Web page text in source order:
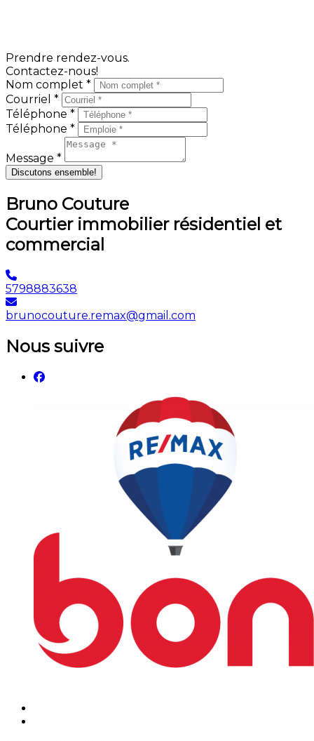
Prendre rendez-vous.
Contactez-nous!
Nom complet *
Courriel *
Téléphone *
Téléphone *
Message *
Discutons ensemble!
Bruno Couture
Courtier immobilier résidentiel et
commercial
5798883638
brunocouture.remax@gmail.com
Nous suivre